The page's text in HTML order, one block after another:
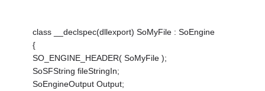
class __declspec(dllexport) SoMyFile : SoEngine
{
SO_ENGINE_HEADER( SoMyFile );
SoSFString fileStringIn;
SoEngineOutput Output;